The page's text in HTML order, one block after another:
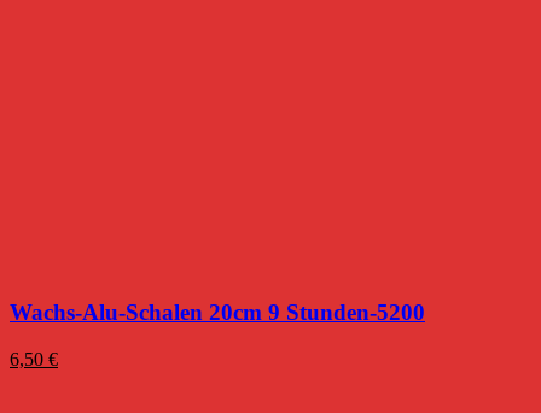
Wachs-Alu-Schalen 20cm 9 Stunden-5200
6,50 €